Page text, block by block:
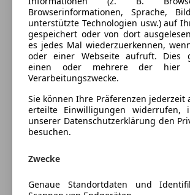
Einparkhilfe Sensoren vorne
Elektrische Fensterheber
Elektrische Heckklappe
Elektrische Seitenspiegel
Elektrische Sitze
Getönte Scheiben
Head-up display
Klimaautomatik
Lederausstattung
Lichtsensor
Luftfederung
Farbe der
Innenausstattung
Sonstige
Innenausstattung Vollleder
ONE OF ONE - Einzelstück //
200.000,-
Audi SQ7der
In makellosem Zustand.
Browserinformationen, Sprache,
unterstützte Technologien usw.) auf
gespeichert oder von dort
es jedes Mal wiederzuerkennen,
oder einer Webseite aufruft. Dies
einen oder mehrere der hier
Verarbeitungszwecke.
Sie können Ihre Präferenzen jederzeit
erteilte Einwilligungen widerrufen,
unserer Datenschutzerklärung den
besuchen.
Zwecke
Genaue Standortdaten und